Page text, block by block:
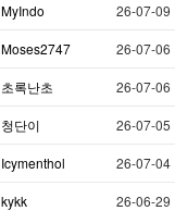
MyIndo 26-07-09
Moses2747 26-07-06
초록난초 26-07-06
청단이 26-07-05
Icymenthol 26-07-04
kykk 26-06-29